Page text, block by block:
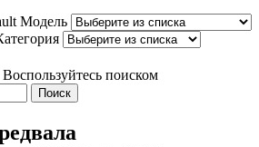
Модель
поиском